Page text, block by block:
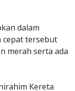
dalam
cepat tersebut
merah serta ada
Kereta